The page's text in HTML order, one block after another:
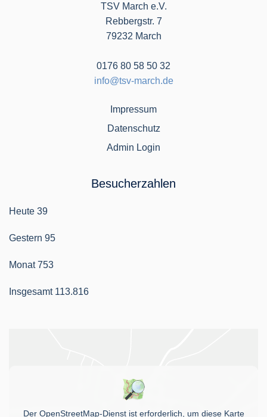
TSV March e.V.
Rebbergstr. 7
79232 March
0176 80 58 50 32
info@tsv-march.de
Impressum
Datenschutz
Admin Login
Besucherzahlen
Heute 39
Gestern 95
Monat753
Insgesamt 113.816
Der OpenStreetMap-Dienst ist erforderlich, um diese Karte